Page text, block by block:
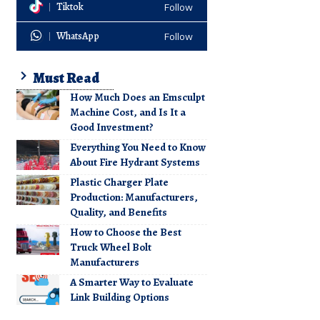
Tiktok Follow
WhatsApp Follow
Must Read
How Much Does an Emsculpt
Machine Cost, and Is It a
Good Investment?
Everything You Need to Know
About Fire Hydrant Systems
Plastic Charger Plate
Production: Manufacturers,
Quality, and Benefits
How to Choose the Best
Truck Wheel Bolt
Manufacturers
A Smarter Way to Evaluate
Link Building Options